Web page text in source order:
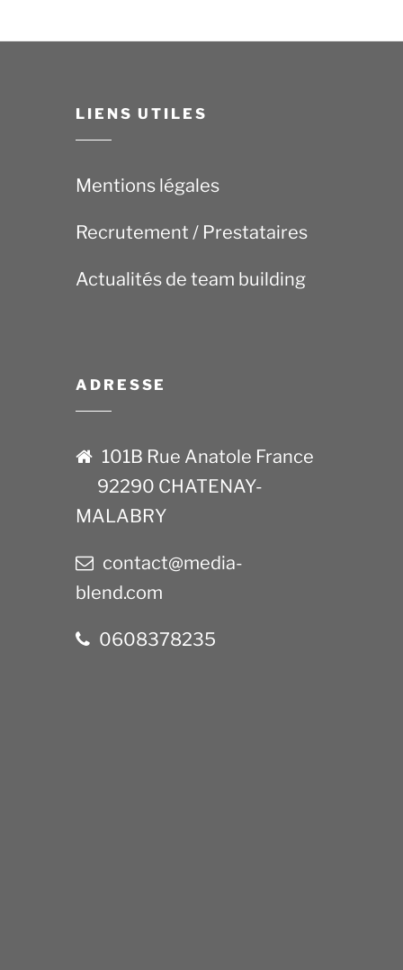
LIENS UTILES
Mentions légales
Recrutement / Prestataires
Actualités de team building
ADRESSE
101B Rue Anatole France
92290 CHATENAY-
MALABRY
contact@media-
blend.com
0608378235